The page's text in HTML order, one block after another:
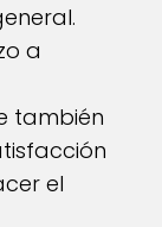
a
también
el